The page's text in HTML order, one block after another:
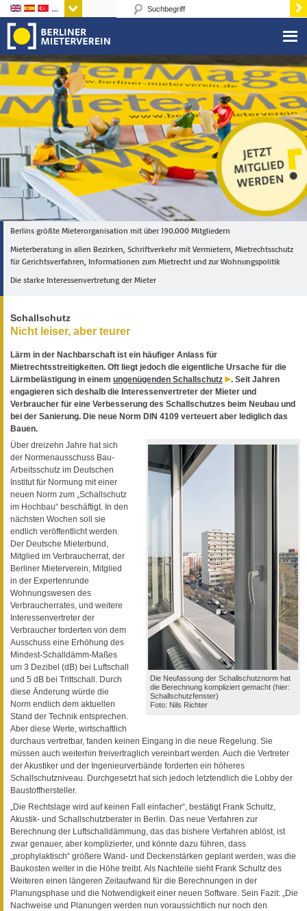
Sprachen
Berlins größte Mieterorganisation mit über 190.000 Mitgliedern
Mieterberatung in allen Bezirken, Schriftverkehr mit Vermietern, Mietrechtsschutz
für Gerichtsverfahren, Informationen zum Mietrecht und zur Wohnungspolitik
Die starke Interessenvertretung der Mieter
Schallschutz
Nicht leiser, aber teurer
Lärm in der Nachbarschaft ist ein häufiger Anlass für
Mietrechtsstreitigkeiten. Oft liegt jedoch die eigentliche Ursache für die
Lärmbelästigung in einem ungenügenden Schallschutz
. Seit Jahren
engagieren sich deshalb die Interessenvertreter der Mieter und
Verbraucher für eine Verbesserung des Schallschutzes beim Neubau und
bei der Sanierung. Die neue Norm DIN 4109 verteuert aber lediglich das
Bauen.
Die Neufassung der Schallschutznorm hat
die Berechnung kompliziert gemacht (hier:
Schallschutzfenster)
Foto: Nils Richter
Über dreizehn Jahre hat sich
der Normenausschuss Bau-
Arbeitsschutz im Deutschen
Institut für Normung mit einer
neuen Norm zum „Schallschutz
im Hochbau“ beschäftigt. In den
nächsten Wochen soll sie
endlich veröffentlicht werden.
Der Deutsche Mieterbund,
Mitglied im Verbraucherrat, der
Berliner Mieterverein, Mitglied
in der Expertenrunde
Wohnungswesen des
Verbraucherrates, und weitere
Interessenvertreter der
Verbraucher forderten von dem
Ausschuss eine Erhöhung des
Mindest-Schalldämm-Maßes
um 3 Dezibel (dB) bei Luftschall
und 5 dB bei Trittschall. Durch
diese Änderung würde die
Norm endlich dem aktuellen
Stand der Technik entsprechen.
Aber diese Werte, wirtschaftlich
durchaus vertretbar, fanden keinen Eingang in die neue Regelung. Sie
müssen auch weiterhin freivertraglich vereinbart werden. Auch die Vertreter
der Akustiker und der Ingenieurverbände forderten ein höheres
Schallschutzniveau. Durchgesetzt hat sich jedoch letztendlich die Lobby der
Baustoffhersteller.
„Die Rechtslage wird auf keinen Fall einfacher“, bestätigt Frank Schultz,
Akustik- und Schallschutzberater in Berlin. Das neue Verfahren zur
Berechnung der Luftschalldämmung, das das bishere Verfahren ablöst, ist
zwar genauer, aber komplizierter, und könnte dazu führen, dass
„prophylaktisch“ größere Wand- und Deckenstärken geplant werden, was die
Baukosten weiter in die Höhe treibt. Als Nachteile sieht Frank Schultz des
Weiteren einen längeren Zeitaufwand für die Berechnungen in der
Planungsphase und die Notwendigkeit einer neuen Software. Sein Fazit: „Die
Nachweise und Planungen werden nun voraussichtlich nur noch den